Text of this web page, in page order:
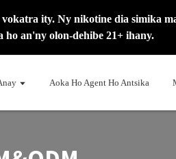
ity. Ny nikotine dia simika
an'ny olon-dehibe 21+ ihany.
Aoka Ho Agent Ho Antsika